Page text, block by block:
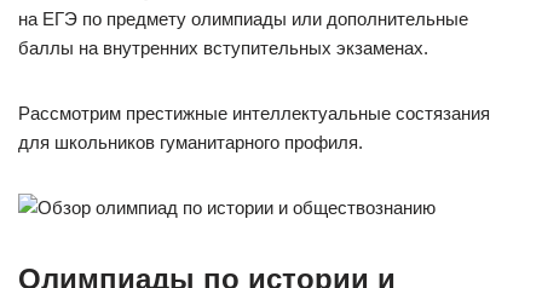
на ЕГЭ по предмету олимпиады или дополнительные
баллы на внутренних вступительных экзаменах.
Рассмотрим престижные интеллектуальные состязания
для школьников гуманитарного профиля.
Олимпиады по истории и